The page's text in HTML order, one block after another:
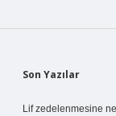
Sidebar
Son Yazılar
Lif zedelenmesine